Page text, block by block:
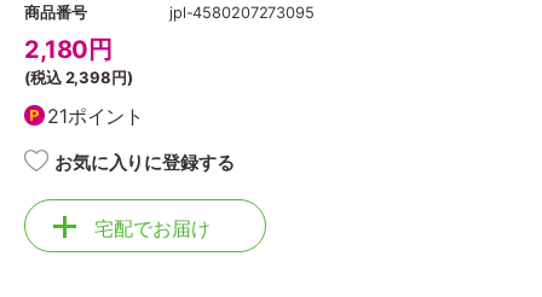
商品番号
jpl-4580207273095
2,180 円
(税込2,398円)
21ポイント
お気に入りに登録する
宅配でお届け